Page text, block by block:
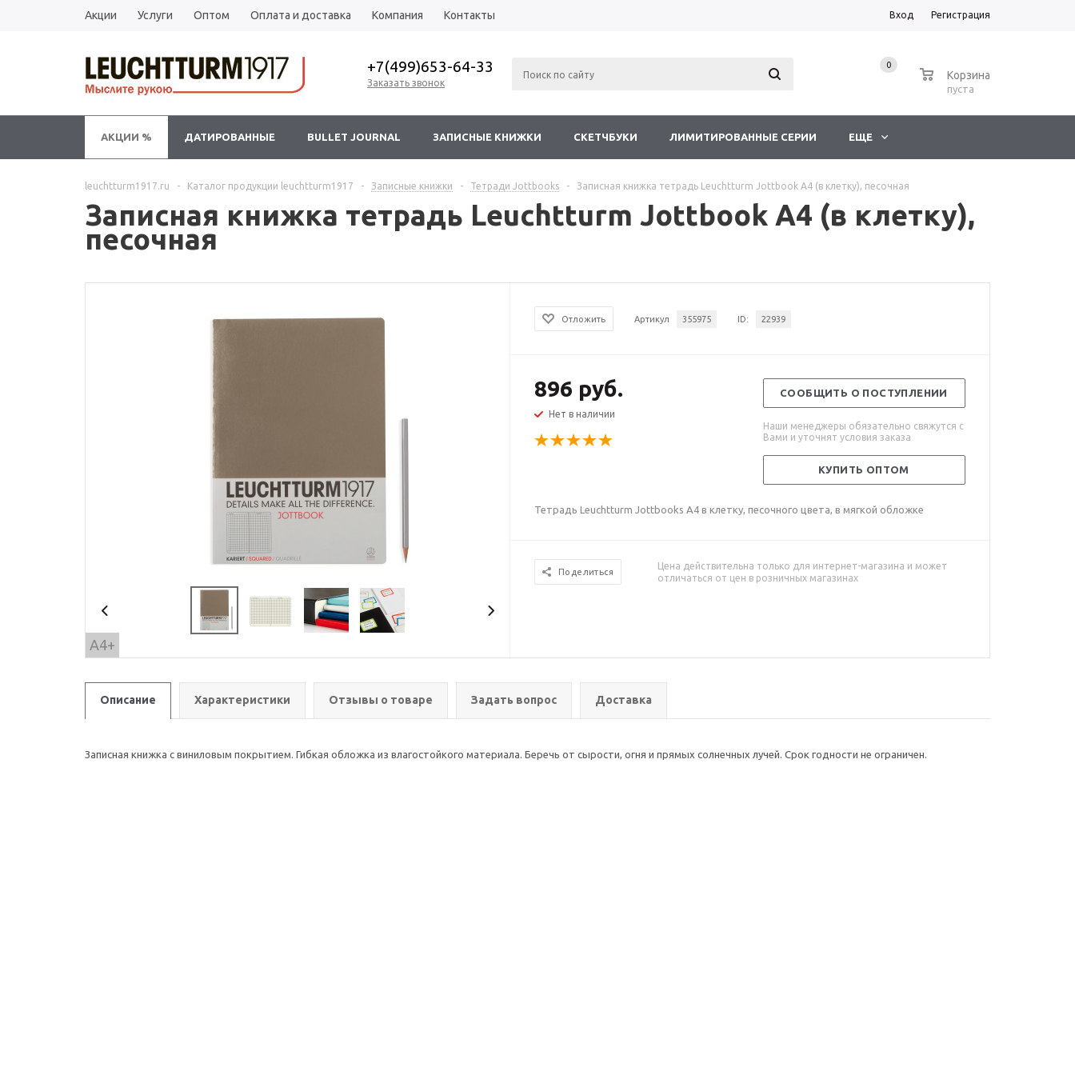
Акции Услуги Оптом Оплата и доставка Компания Контакты Вход Регистрация
+7(499)653-64-33
Заказать звонок
0
Корзина
пуста
АКЦИИ % ДАТИРОВАННЫЕ BULLET JOURNAL ЗАПИСНЫЕ КНИЖКИ СКЕТЧБУКИ ЛИМИТИРОВАННЫЕ СЕРИИ ЕЩЕ
leuchtturm1917.ru - Каталог продукции leuchtturm1917 - Записные книжки - Тетради Jottbooks - Записная книжка тетрадь Leuchtturm Jottbook А4 (в клетку), песочная
Записная книжка тетрадь Leuchtturm Jottbook А4 (в клетку),
песочная
A4+
Отложить Артикул 355975 ID: 22939
896 руб.
Нет в наличии
СООБЩИТЬ О ПОСТУПЛЕНИИ
Наши менеджеры обязательно свяжутся с
Вами и уточнят условия заказа
КУПИТЬ ОПТОМ
Тетрадь Leuchtturm Jottbooks A4 в клетку, песочного цвета, в мягкой обложке
Поделиться
Цена действительна только для интернет-магазина и может
отличаться от цен в розничных магазинах
Описание Характеристики Отзывы о товаре Задать вопрос Доставка
Записная книжка с виниловым покрытием. Гибкая обложка из влагостойкого материала. Беречь от сырости, огня и прямых солнечных лучей. Срок годности не ограничен.